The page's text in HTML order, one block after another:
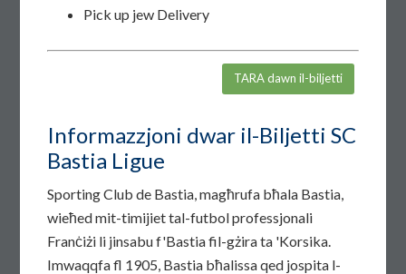
Pick up jew Delivery
TARA dawn il-biljetti
Informazzjoni dwar il-Biljetti SC
Bastia Ligue
Sporting Club de Bastia, magħrufa bħala Bastia,
wieħed mit-timijiet tal-futbol professjonali
Franċiżi li jinsabu f'Bastia fil-gżira ta 'Korsika.
Imwaqqfa fl 1905, Bastia bħalissa qed jospita l-